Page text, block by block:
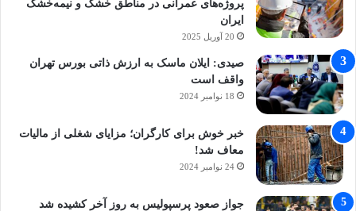
پروژه‌های عمرانی در مناطق خشک و نیمه‌خشک
ایران
20 آوریل 2025
صیدی: ایلان ماسک به ارزش ذاتی بورس تهران
واقف است
18 نوامبر 2024
خبر خوش برای کارگران؛ مزایای شغلی از مالیات
معاف شد!
24 نوامبر 2024
جواز صعود پرسپولیس به روز آخر کشیده شد